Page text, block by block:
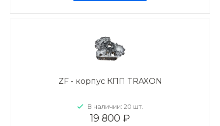
ZF - корпус КПП TRAXON
В наличии: 20 шт.
19 800 ₽